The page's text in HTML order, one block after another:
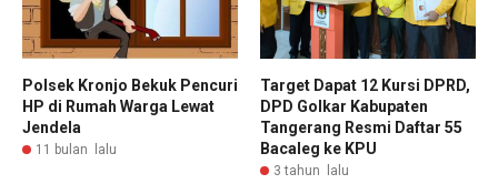
Polsek Kronjo Bekuk Pencuri
HP di Rumah Warga Lewat
Jendela
11 bulan lalu
Target Dapat 12 Kursi DPRD,
DPD Golkar Kabupaten
Tangerang Resmi Daftar 55
Bacaleg ke KPU
3 tahun lalu